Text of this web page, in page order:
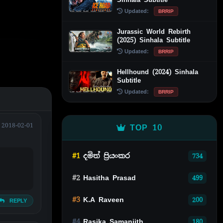
2018-02-01
REPLY
Updated: BRRIP
Jurassic World Rebirth
(2025) Sinhala Subtitle
Updated: BRRIP
Hellhound (2024) Sinhala
Subtitle
Updated: BRRIP
TOP 10
#1 දමිත් ප්‍රියංකර 734
#2 Hasitha Prasad 499
#3 K.A Raveen 200